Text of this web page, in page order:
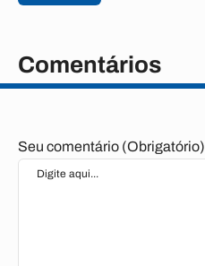
Comentários
Seu comentário (Obrigatório)